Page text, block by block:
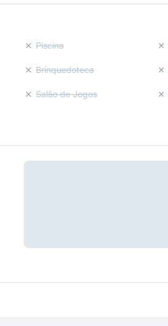
Piscina
Brinquedoteca
Salão de Jogos